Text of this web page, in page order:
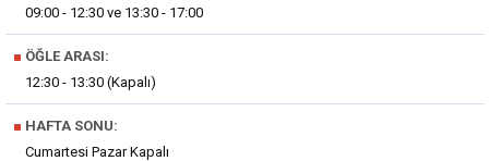
09:00 - 12:30 ve 13:30 - 17:00
■ ÖĞLE ARASI:
12:30 - 13:30 (Kapalı)
■ HAFTA SONU:
Cumartesi Pazar Kapalı